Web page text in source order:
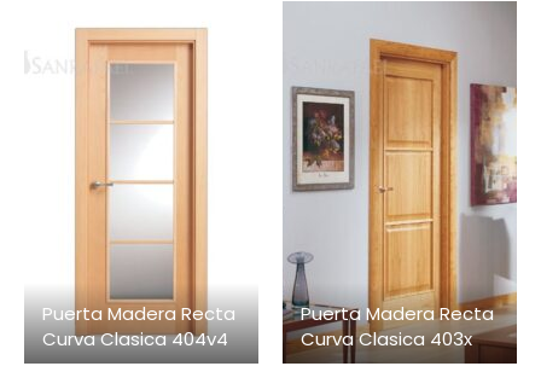
Puerta Madera Recta
Curva Clasica 404v4
Puerta Madera Recta
Curva Clasica 403x